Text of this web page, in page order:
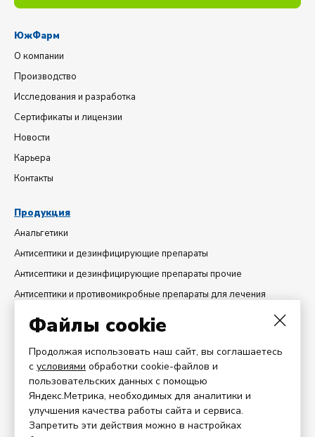
ЮжФарм
О компании
Производство
Исследования и разработка
Сертификаты и лицензии
Новости
Карьера
Контакты
Продукция
Анальгетики
Антисептики и дезинфицирующие препараты
Антисептики и дезинфицирующие препараты прочие
Антисептики и противомикробные препараты для лечения
Диуретики
Добавки минеральные
Препараты антигистаминные системного действия
Препараты для лечения заболеваний горла
Партнерам
Файлы cookie
Продолжая использовать наш сайт, вы соглашаетесь
с условиями обработки cookie-файлов и
пользовательских данных с помощью
Яндекс.Метрика, необходимых для аналитики и
улучшения качества работы сайта и сервиса.
Запретить эти действия можно в настройках